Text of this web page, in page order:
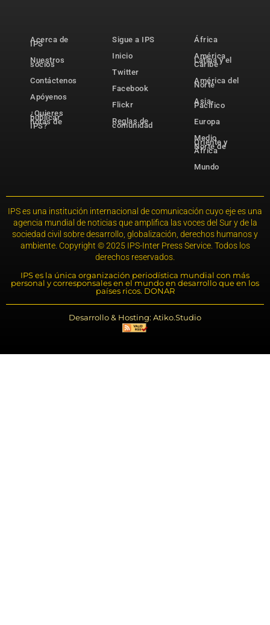
Acerca de
IPS
Nuestros
socios
Contáctenos
Apóyenos
¿Quieres
publicar
notas de
IPS?
Sigue a IPS
Inicio
Twitter
Facebook
Flickr
Reglas de
comunidad
África
América
Latina y el
Caribe
América del
Norte
Asia-
Pacífico
Europa
Medio
Oriente y
Norte de
África
Mundo
IPS es una institución internacional de comunicación cuyo eje es una
agencia mundial de noticias que amplifica las voces del Sur y de la
sociedad civil sobre desarrollo, globalización, derechos humanos y
ambiente. Copyright © 2025 IPS-Inter Press Service. Todos los
derechos reservados.
IPS es la única organización periodística mundial con más
personal y corresponsales en el mundo en desarrollo que en los
países ricos. DONAR
Desarrollo & Hosting: Atiko.Studio